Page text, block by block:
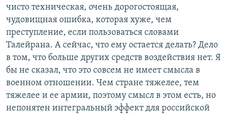
чисто техническая, очень дорогостоящая,
чудовищная ошибка, которая хуже, чем
преступление, если пользоваться словами
Талейрана. А сейчас, что ему остается делать? Дело
в том, что больше других средств воздействия нет. Я
бы не сказал, что это совсем не имеет смысла в
военном отношении. Чем стране тяжелее, тем
тяжелее и ее армии, поэтому смысл в этом есть, но
непонятен интегральный эффект для российской